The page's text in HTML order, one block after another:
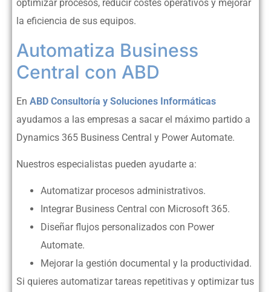
optimizar procesos, reducir costes operativos y mejorar
la eficiencia de sus equipos.
Automatiza Business
Central con ABD
En ABD Consultoría y Soluciones Informáticas
ayudamos a las empresas a sacar el máximo partido a
Dynamics 365 Business Central y Power Automate.
Nuestros especialistas pueden ayudarte a:
Automatizar procesos administrativos.
Integrar Business Central con Microsoft 365.
Diseñar flujos personalizados con Power
Automate.
Mejorar la gestión documental y la productividad.
Si quieres automatizar tareas repetitivas y optimizar tus